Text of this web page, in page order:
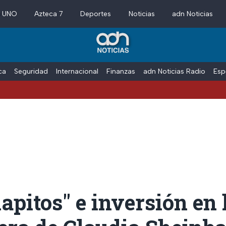
Azteca 7 Deportes Noticias adn Noticias
Seguridad Internacional Finanzas adn Noticias Radio
e inversión en